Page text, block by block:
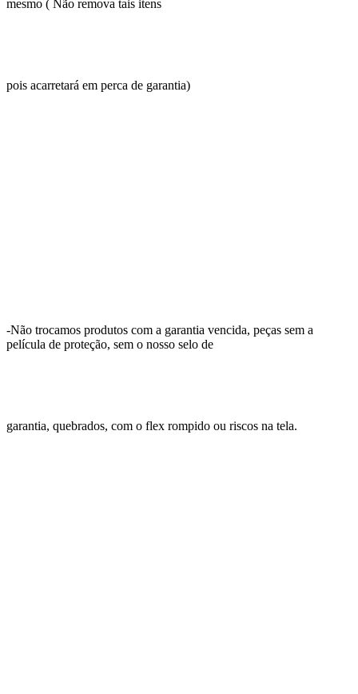
mesmo ( Não remova tais itens
pois acarretará em perca de garantia)
-Não trocamos produtos com a garantia vencida, peças sem a
película de proteção, sem o nosso selo de
garantia, quebrados, com o flex rompido ou riscos na tela.